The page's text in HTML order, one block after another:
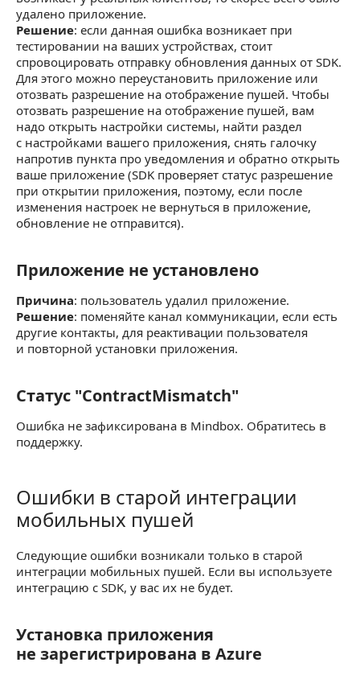
удалено приложение.
Решение: если данная ошибка возникает при
тестировании на ваших устройствах, стоит
спровоцировать отправку обновления данных от SDK.
Для этого можно переустановить приложение или
отозвать разрешение на отображение пушей. Чтобы
отозвать разрешение на отображение пушей, вам
надо открыть настройки системы, найти раздел
с настройками вашего приложения, снять галочку
напротив пункта про уведомления и обратно открыть
ваше приложение (SDK проверяет статус разрешение
при открытии приложения, поэтому, если после
изменения настроек не вернуться в приложение,
обновление не отправится).
Приложение не установлено
Приложение не установлено
Причина: пользователь удалил приложение.
Решение: поменяйте канал коммуникации, если есть
другие контакты, для реактивации пользователя
и повторной установки приложения.
Статус "ContractMismatch"
Статус "ContractMismatch"
Ошибка не зафиксирована в Mindbox. Обратитесь в
поддержку.
Ошибки в старой интеграции мобильных
Ошибки в старой интеграции
мобильных пушей
Следующие ошибки возникали только в старой
интеграции мобильных пушей. Если вы используете
интеграцию с SDK, у вас их не будет.
Установка приложения не
Установка приложения
не зарегистрирована в Azure